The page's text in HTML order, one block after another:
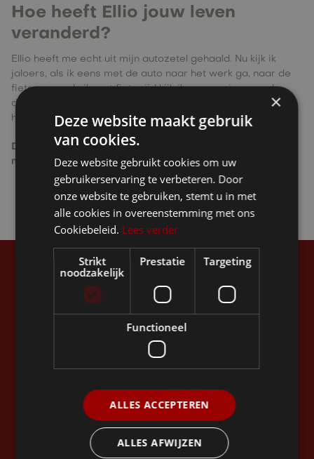
Hoe heeft Ellio jouw leven
veranderd?
Ellio heeft me echt uit mijn autozetel gehaald. Nu kijk ik
jaloers, als ik eens met de auto naar het werk ga, naar de
fietsers en als ik met fiets rijd kijk ik meewarig naar al
diegene die door omstandigheden niet met de fiets naar
het werk kunnen rijden.
Dank je wel voor deze Q and A, Veerle. Op nog vele
mooie Ellio ritjes!
Restez à jour
×
Deze website maakt gebruik
van cookies.
Deze website gebruikt cookies om uw
gebruikerservaring te verbeteren. Door
onze website te gebruiken, stemt u in met
alle cookies in overeenstemming met ons
Cookiebeleid. Lees verder
Strikt
noodzakelijk
Prestatie Targeting
Functioneel
ALLES ACCEPTEREN
ALLES AFWIJZEN